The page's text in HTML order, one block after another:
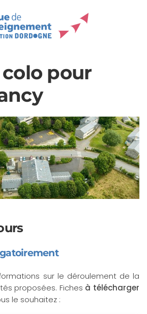
pour
sur le déroulement de la
proposées. Fiches à télécharger
le souhaitez :